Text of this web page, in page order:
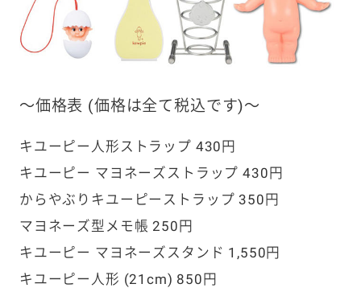
〜価格表 (価格は全て税込です)〜
キユーピー人形ストラップ 430円
キユーピー マヨネーズストラップ 430円
からやぶりキユーピーストラップ 350円
マヨネーズ型メモ帳 250円
キユーピー マヨネーズスタンド 1,550円
キユーピー人形 (21cm) 850円